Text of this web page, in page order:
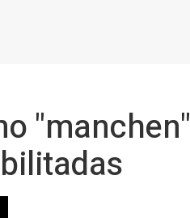
"manchen"